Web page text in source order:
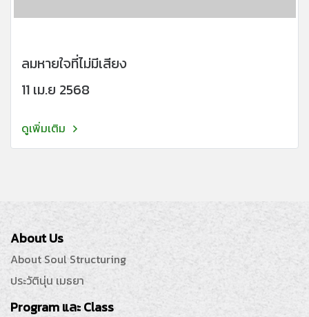
ลมหายใจที่ไม่มีเสียง
11 เม.ย 2568
ดูเพิ่มเติม
About Us
About Soul Structuring
ประวัตินุ่น เมธยา
Program และ Class